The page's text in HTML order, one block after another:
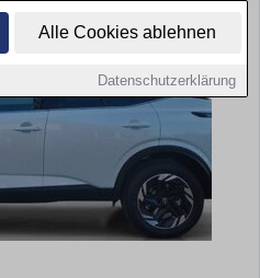
Alle Cookies ablehnen
Datenschutzerklärung